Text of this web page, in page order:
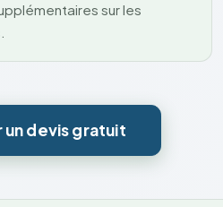
sur les
un devis gratuit